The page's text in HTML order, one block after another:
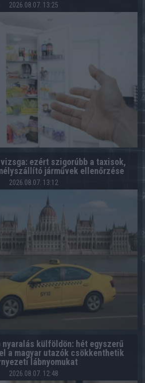
2026.08.07. 13:25
ezért szigorúbb a taxisok,
járművek ellenőrzése
2026.08.07. 13:12
nyaralás külföldön: hét egyszerű
a magyar utazók csökkenthetik
lábnyomukat
2026.08.07. 12:48